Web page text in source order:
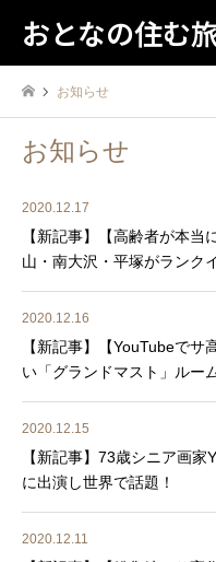
おとなの住む
お知らせ
お知らせ
2020.12.17
【新記事】【高齢者が本
山・南大沢・平塚がランク
2020.12.16
【新記事】【YouTubeで
い「グランドマスト」ルー
2020.12.15
【新記事】73歳シニア画
に出演し世界で話題！
2020.12.11